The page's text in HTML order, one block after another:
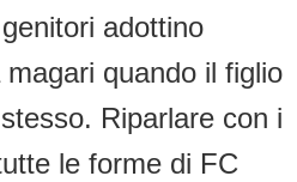
adottino
quando il figlio
Riparlare con i
le forme di FC